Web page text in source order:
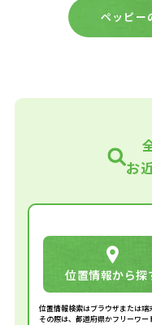
ペッピー
お
位置情報から探
位置情報検索はブラウザまたは端
その際は、都道府県かフリーワー